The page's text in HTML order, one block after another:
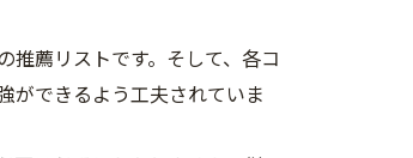
推薦リストです。そして、各コ
ができるよう工夫されていま